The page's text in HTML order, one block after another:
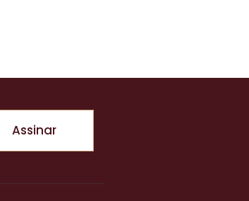
Assinar